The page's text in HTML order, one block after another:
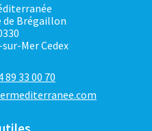
de Brégaillon
Mer Cedex
89 33 00 70